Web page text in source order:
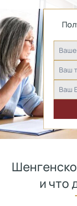
и что